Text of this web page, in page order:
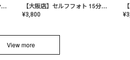
【横浜店】セルフフォト 15分撮り放題プラン 【大阪店】セルフフォト 15分撮り放題プラン
¥3,800 ¥
View more